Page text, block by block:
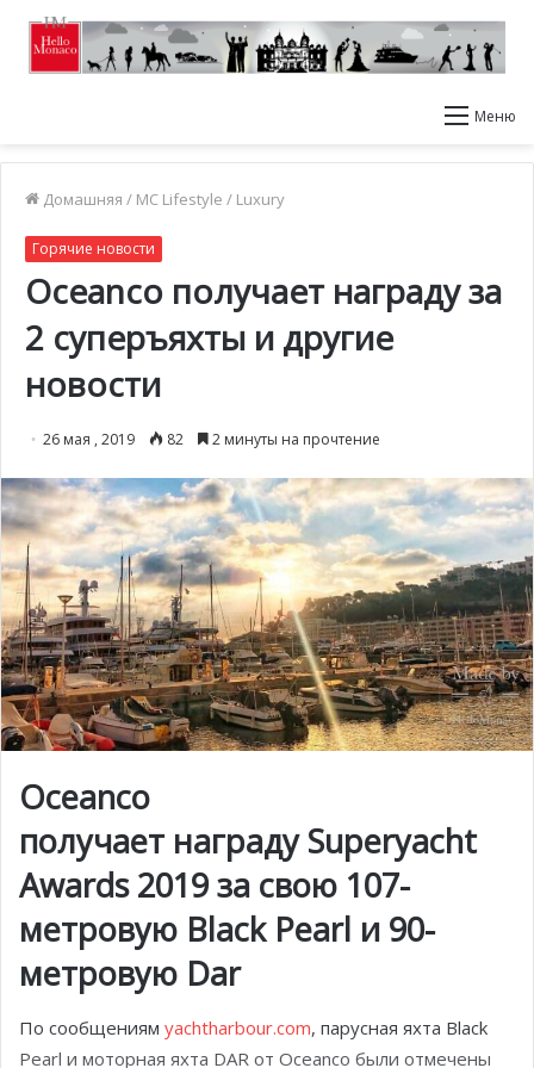
Меню
Домашняя / MC Lifestyle / Luxury
Горячие новости
Oceanco получает награду за
2 суперъяхты и другие
новости
26 мая , 2019 82 2 минуты на прочтение
Oceanco
получает награду Superyacht
Awards 2019 за свою 107-
метровую Black Pearl и 90-
метровую Dar
По сообщениям yachtharbour.com, парусная яхта Black
Pearl и моторная яхта DAR от Oceanco были отмечены